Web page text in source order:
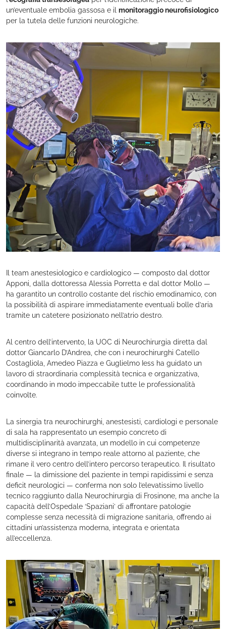
un’eventuale embolia gassosa e il monitoraggio neurofisiologico
per la tutela delle funzioni neurologiche.
Il team anestesiologico e cardiologico — composto dal dottor
Apponi, dalla dottoressa Alessia Porretta e dal dottor Mollo —
ha garantito un controllo costante del rischio emodinamico, con
la possibilità di aspirare immediatamente eventuali bolle d’aria
tramite un catetere posizionato nell’atrio destro.
Al centro dell’intervento, la UOC di Neurochirurgia diretta dal
dottor Giancarlo D’Andrea, che con i neurochirurghi Catello
Costagliola, Amedeo Piazza e Guglielmo Iess ha guidato un
lavoro di straordinaria complessità tecnica e organizzativa,
coordinando in modo impeccabile tutte le professionalità
coinvolte.
La sinergia tra neurochirurghi, anestesisti, cardiologi e personale
di sala ha rappresentato un esempio concreto di
multidisciplinarità avanzata, un modello in cui competenze
diverse si integrano in tempo reale attorno al paziente, che
rimane il vero centro dell’intero percorso terapeutico. Il risultato
finale — la dimissione del paziente in tempi rapidissimi e senza
deficit neurologici — conferma non solo l’elevatissimo livello
tecnico raggiunto dalla Neurochirurgia di Frosinone, ma anche la
capacità dell’Ospedale ‘Spaziani’ di affrontare patologie
complesse senza necessità di migrazione sanitaria, offrendo ai
cittadini un’assistenza moderna, integrata e orientata
all’eccellenza.